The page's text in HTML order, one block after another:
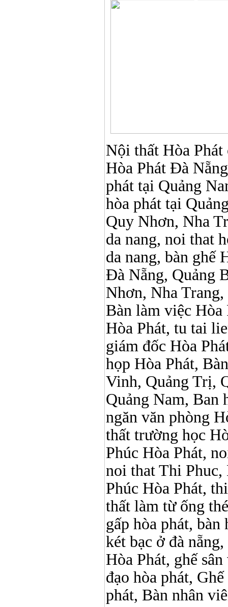
Nội thất Hòa
Hòa Phát Đà
phát tại Quảng
hòa phát tại
Quy Nhơn, Nha
da nang, noi that
da nang, bàn ghế
Đà Nẵng, Quảng
Nhơn, Nha
Bàn làm việc Hòa
Hòa Phát, tu tai
giám đốc Hòa
họp Hòa Phát,
Vinh, Quảng Trị,
Quảng Nam, Ban
ngăn văn phòng
thất trường học
Phúc Hòa Phát,
noi that Thi
Phúc Hòa Phát,
thất làm từ ống
gấp hòa phát, bàn
két bạc ở đà
Hòa Phát, ghế
đạo hòa phát,
phát, Bàn nhân